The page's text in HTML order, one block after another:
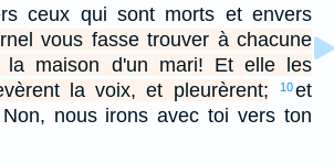
ceux qui sont morts et envers
vous fasse trouver à chacune
la maison d'un mari! Et elle les
la voix, et pleurèrent;
10et
nous irons avec toi vers ton